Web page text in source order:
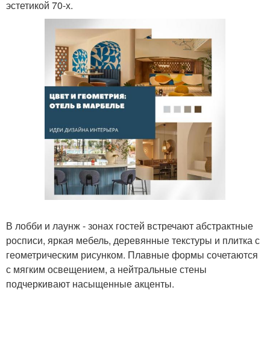
эстетикой 70-х.
В лобби и лаунж - зонах гостей встречают абстрактные
росписи, яркая мебель, деревянные текстуры и плитка с
геометрическим рисунком. Плавные формы сочетаются
с мягким освещением, а нейтральные стены
подчеркивают насыщенные акценты.